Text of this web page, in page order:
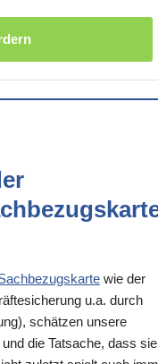
wie der
u.a. durch
schätzen unsere
die Tatsache, dass sie